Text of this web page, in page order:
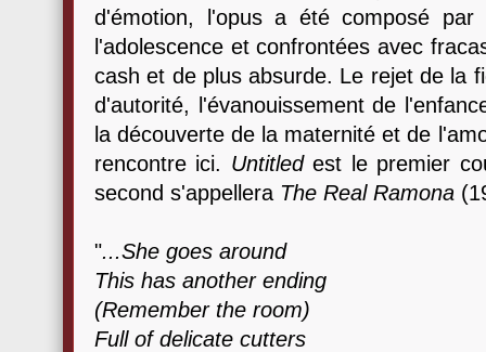
d'émotion, l'opus a été composé
l'adolescence et confrontées avec
cash et de plus absurde. Le rejet de la
d'autorité, l'évanouissement de
la découverte de la maternité et de
rencontre ici. Untitledest le premier
second s'appellera The Real Ramona
"...She goes around
This has another ending
(Remember the room)
Full of delicate cutters